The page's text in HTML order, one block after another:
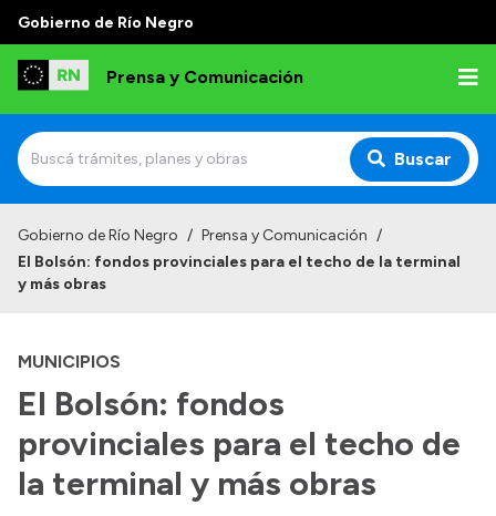
Gobierno de Río Negro
Prensa y Comunicación
Buscar
Institucional
Referentes de prensa
Archivo de noticias
Transparencia
Gobierno de Río Negro / Prensa y Comunicación /
El Bolsón: fondos provinciales para el techo de la terminal
y más obras
MUNICIPIOS
El Bolsón: fondos
provinciales para el techo de
la terminal y más obras